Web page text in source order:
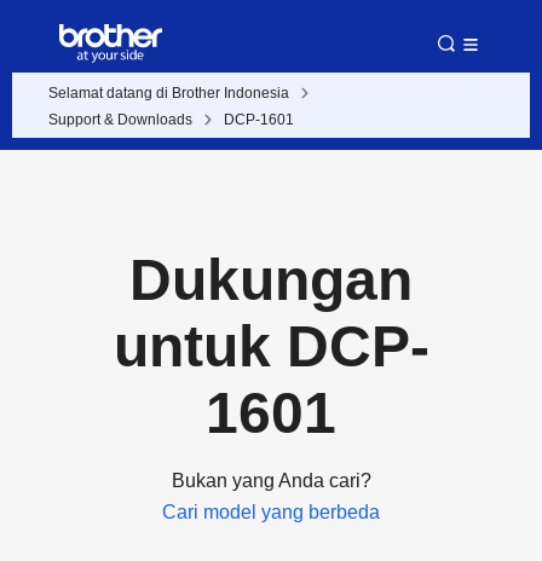
Selamat datang di Brother Indonesia
Support & Downloads
DCP-1601
Dukungan
untuk DCP-
1601
Bukan yang Anda cari?
Cari model yang berbeda